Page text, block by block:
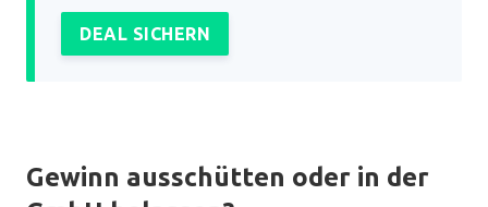
DEAL SICHERN
Gewinn ausschütten oder in der